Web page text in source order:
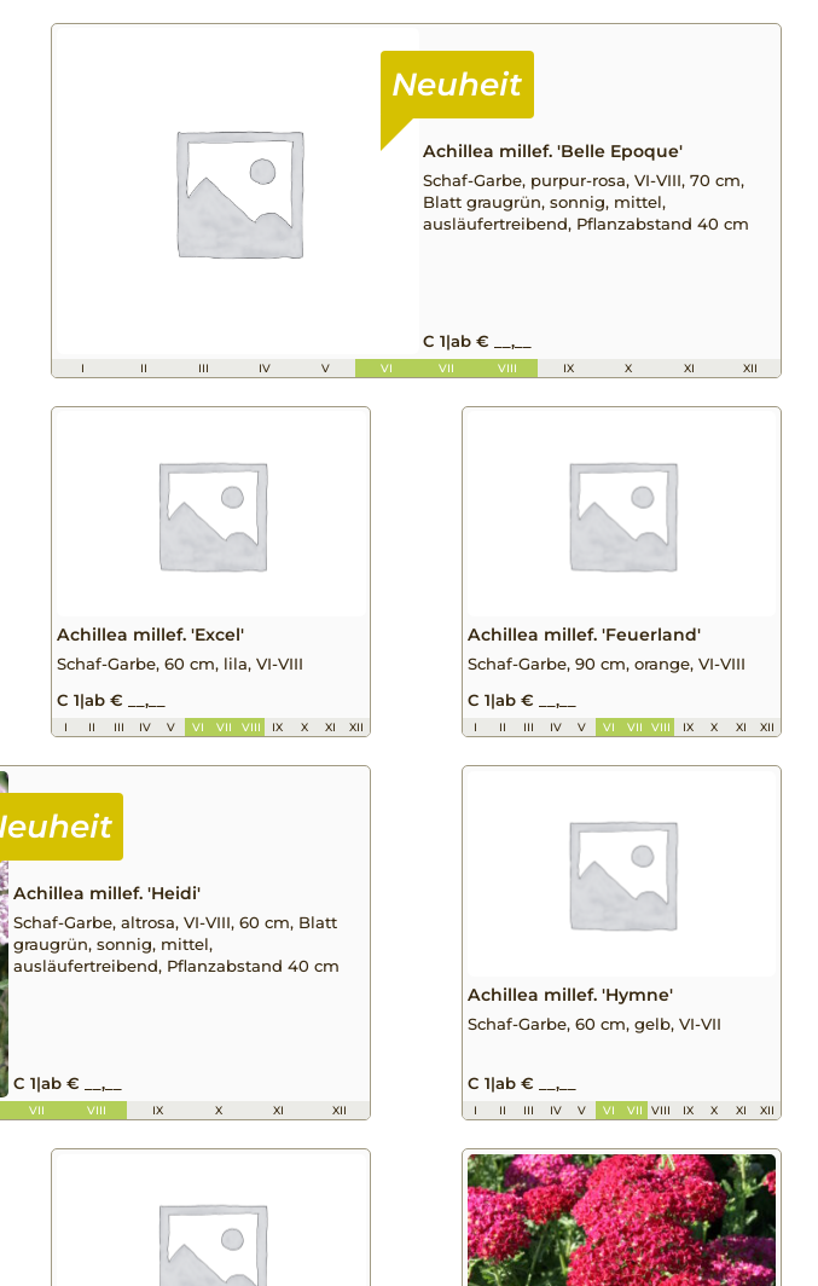
Achillea millef. 'Belle Epoque'
Schaf-Garbe, purpur-rosa, VI-VIII, 70 cm,
Blatt graugrün, sonnig, mittel,
ausläufertreibend, Pflanzabstand 40 cm
C 1|ab € __,__
I II III IV V VI VII VIII IX X XI XII
Achillea millef. 'Excel'
Schaf-Garbe, 60 cm, lila, VI-VIII
C 1|ab € __,__
I II III IV V VI VII VIII IX X XI XII
Achillea millef. 'Feuerland'
Schaf-Garbe, 90 cm, orange, VI-VIII
C 1|ab € __,__
I II III IV V VI VII VIII IX X XI XII
Achillea millef. 'Heidi'
Schaf-Garbe, altrosa, VI-VIII, 60 cm, Blatt
graugrün, sonnig, mittel,
ausläufertreibend, Pflanzabstand 40 cm
C 1|ab € __,__
VII VIII IX X XI XII
Achillea millef. 'Hymne'
Schaf-Garbe, 60 cm, gelb, VI-VII
C 1|ab € __,__
I II III IV V VI VII VIII IX X XI XII